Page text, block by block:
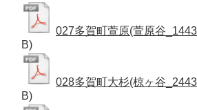
027多賀町萱原(萱原谷
B)
028多賀町大杉(椋ヶ谷
B)